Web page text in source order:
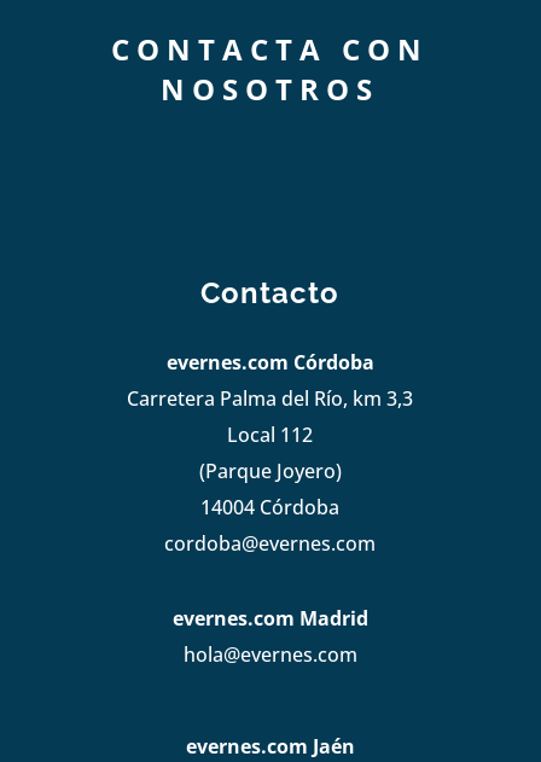
CONTACTA CON
NOSOTROS
Contacto
evernes.com Córdoba
Carretera Palma del Río, km 3,3
Local 112
(Parque Joyero)
14004 Córdoba
cordoba@evernes.com
evernes.com Madrid
hola@evernes.com
evernes.com Jaén